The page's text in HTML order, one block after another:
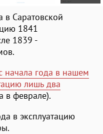
в Саратовской
1841
1839 -
начала года в нашем
лишь два
в феврале).
в эксплуатацию